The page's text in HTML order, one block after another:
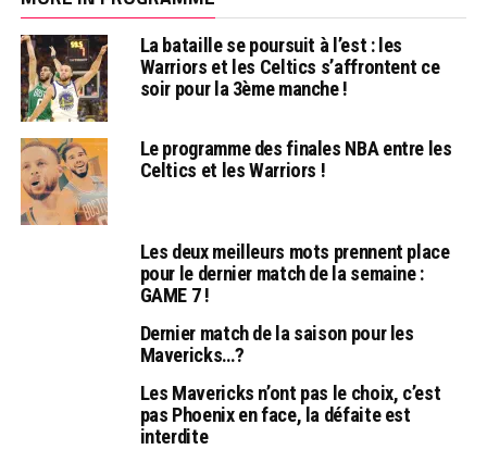
La bataille se poursuit à l’est : les
Warriors et les Celtics s’affrontent ce
soir pour la 3ème manche !
Le programme des finales NBA entre les
Celtics et les Warriors !
Les deux meilleurs mots prennent place
pour le dernier match de la semaine :
GAME 7 !
Dernier match de la saison pour les
Mavericks…?
Les Mavericks n’ont pas le choix, c’est
pas Phoenix en face, la défaite est
interdite